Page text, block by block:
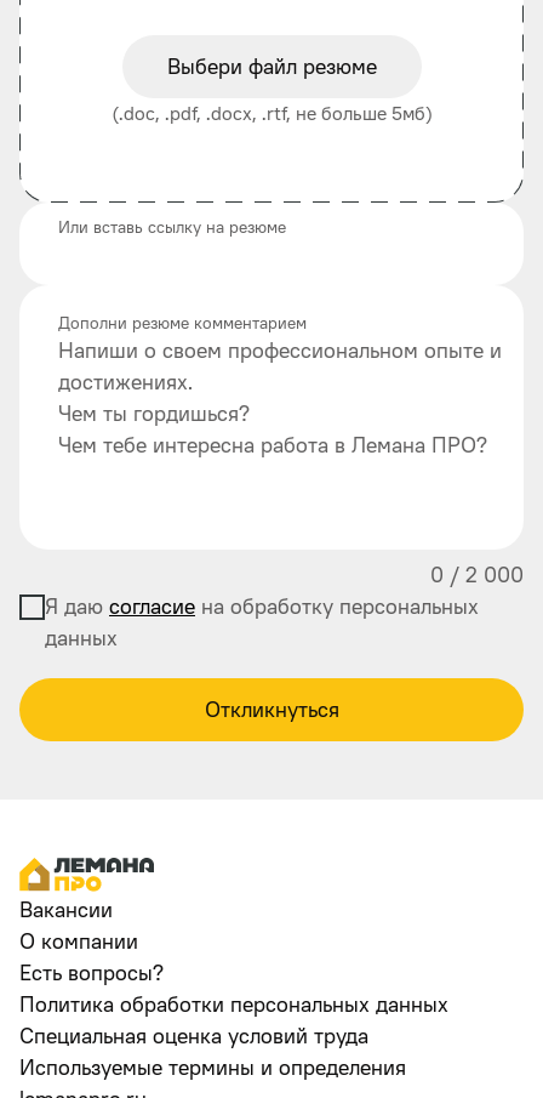
Выбери файл резюме
(.doc, .pdf, .docx, .rtf, не больше 5мб)
Или вставь ссылку на резюме
Напиши о своем профессиональном опыте и
достижениях.
Чем ты гордишься?
Чем тебе интересна работа в Лемана ПРО?
Дополни резюме комментарием
0 / 2 000
Я даю согласие на обработку персональных
данных
Откликнуться
Вакансии
О компании
Есть вопросы?
Политика обработки персональных данных
Специальная оценка условий труда
Используемые термины и определения